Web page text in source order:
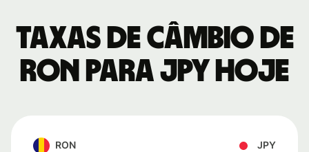
Taxas de câmbio de
RON para JPY hoje
RON JPY